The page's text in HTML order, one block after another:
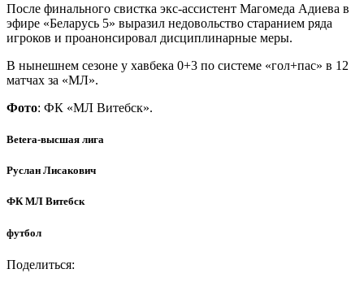
После финального свистка экс-ассистент Магомеда Адиева в
эфире «Беларусь 5» выразил недовольство старанием ряда
игроков и проанонсировал дисциплинарные меры.
В нынешнем сезоне у хавбека 0+3 по системе «гол+пас» в 12
матчах за «МЛ».
Фото: ФК «МЛ Витебск».
Betera-высшая лига
Руслан Лисакович
ФК МЛ Витебск
футбол
Поделиться: